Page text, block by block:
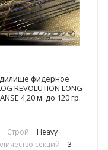
фидерное
REVOLUTION LONG
4,20 м. до 120 гр.
Строй:
Heavy
секций:
3